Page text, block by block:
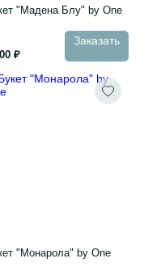
"Мадена Блу" by One
₽
Заказать
"Монарола" by One